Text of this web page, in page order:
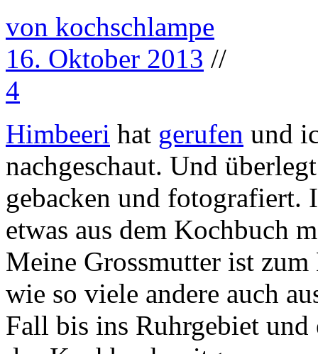
von kochschlampe
16. Oktober 2013 //
4
Himbeeri hat gerufen und
nachgeschaut. Und
gebacken und fotografiert.
etwas aus dem Kochbuch
Meine Grossmutter ist
wie so viele andere auch
Fall bis ins Ruhrgebiet und